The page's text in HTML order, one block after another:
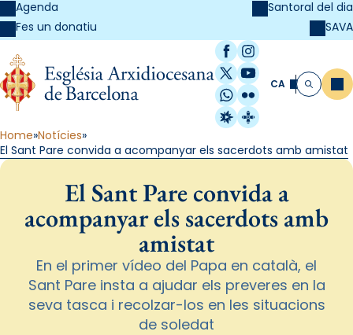
Agenda
Fes un donatiu
Santoral del dia
SAVA
Facebook
Instagram
X / Twitter
YouTube
WhatsApp
Flickr
Radio Estel
Catalunya
CA Cerca
Home Notícies
El Sant Pare convida a acompanyar els sacerdots amb amistat
El Sant Pare convida a
acompanyar els sacerdots amb
amistat
En el primer vídeo del Papa en català, el
Sant Pare insta a ajudar els preveres en la
seva tasca i recolzar-los en les situacions
de soledat